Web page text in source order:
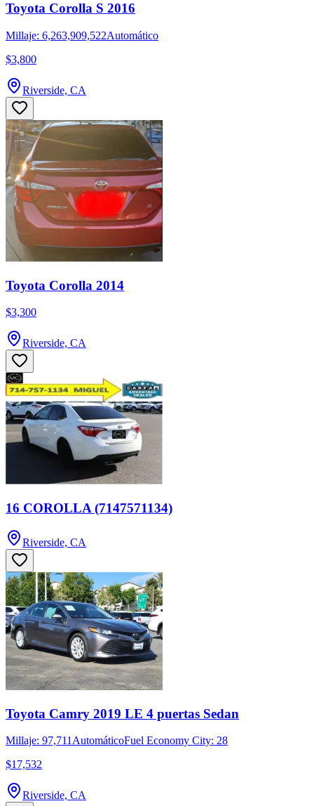
Toyota Corolla S 2016
Millaje: 6,263,909,522Automático
$3,800
Riverside, CA
Toyota Corolla 2014
$3,300
Riverside, CA
16 COROLLA (7147571134)
Riverside, CA
Toyota Camry 2019 LE 4 puertas Sedan
Millaje: 97,711 AutomáticoFuel Economy City: 28
$17,532
Riverside, CA